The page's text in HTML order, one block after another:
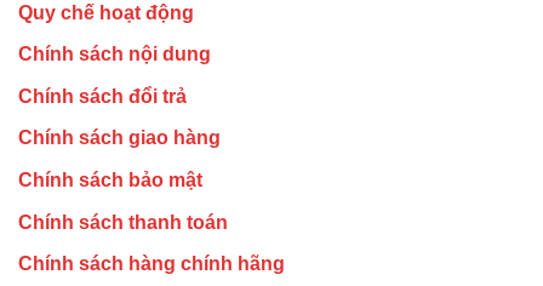
Quy chế hoạt động
Chính sách nội dung
Chính sách đổi trả
Chính sách giao hàng
Chính sách bảo mật
Chính sách thanh toán
Chính sách hàng chính hãng